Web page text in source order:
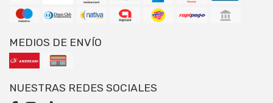
MEDIOS DE ENVÍO
NUESTRAS REDES SOCIALES